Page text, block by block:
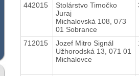
442015
Stolárstvo Timočko
Juraj
Michalovská 108, 073
01 Sobrance
712015
Jozef Mitro Signál
Užhorodská 13, 071 01
Michalovce